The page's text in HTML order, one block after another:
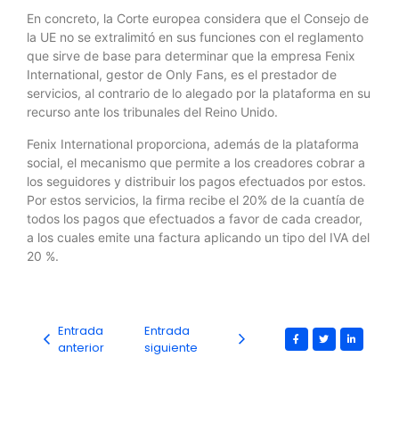
En concreto, la Corte europea considera que el Consejo de
la UE no se extralimitó en sus funciones con el reglamento
que sirve de base para determinar que la empresa Fenix
International, gestor de Only Fans, es el prestador de
servicios, al contrario de lo alegado por la plataforma en su
recurso ante los tribunales del Reino Unido.
Fenix International proporciona, además de la plataforma
social, el mecanismo que permite a los creadores cobrar a
los seguidores y distribuir los pagos efectuados por estos.
Por estos servicios, la firma recibe el 20% de la cuantía de
todos los pagos que efectuados a favor de cada creador,
a los cuales emite una factura aplicando un tipo del IVA del
20 %.
Entrada
anterior
Entrada
siguiente